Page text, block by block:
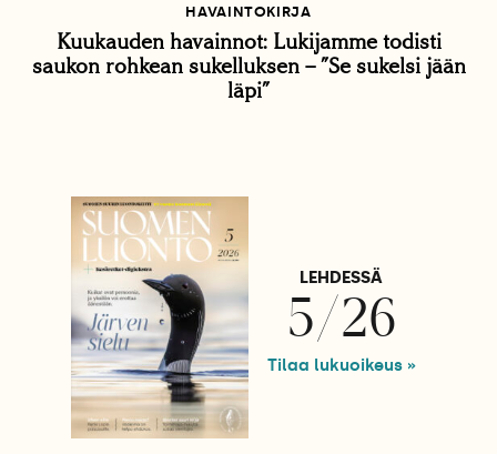
HAVAINTOKIRJA
Kuukauden havainnot: Lukijamme todisti
saukon rohkean sukelluksen – ”Se sukelsi jään
läpi”
LEHDESSÄ
5/26
Tilaa lukuoikeus »